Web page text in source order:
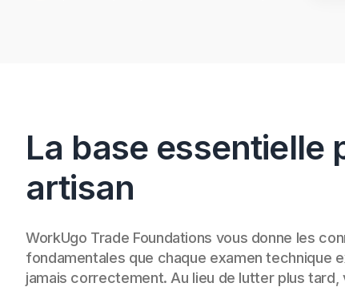
La base essentielle
artisan
WorkUgo Trade Foundations vous donne les
fondamentales que chaque examen technique
jamais correctement. Au lieu de lutter plus tard,